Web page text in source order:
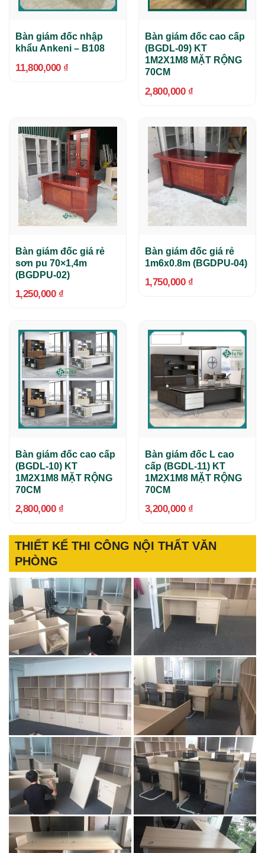
Bàn giám đốc nhập
khẩu Ankeni – B108
11,800,000 ₫
Bàn giám đốc cao cấp
(BGDL-09) KT
1M2X1M8 MẶT RỘNG
70CM
2,800,000 ₫
Bàn giám đốc giá rẻ
sơn pu 70×1,4m
(BGDPU-02)
1,250,000 ₫
Bàn giám đốc giá rẻ
1m6x0.8m (BGDPU-04)
1,750,000 ₫
Bàn giám đốc cao cấp
(BGDL-10) KT
1M2X1M8 MẶT RỘNG
70CM
2,800,000 ₫
Bàn giám đốc L cao
cấp (BGDL-11) KT
1M2X1M8 MẶT RỘNG
70CM
3,200,000 ₫
THIẾT KẾ THI CÔNG NỘI THẤT VĂN
PHÒNG